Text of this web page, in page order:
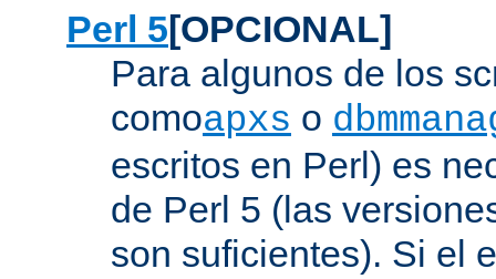
Perl 5[OPCIONAL]
Para algunos de los
comoapxs o
escritos en Perl) es
de Perl 5 (las
son suficientes). Si el